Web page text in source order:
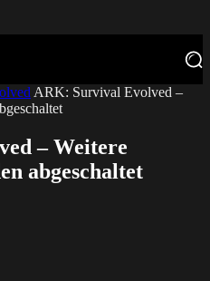
ARK: Survival Evolved –
– Weitere
abgeschaltet